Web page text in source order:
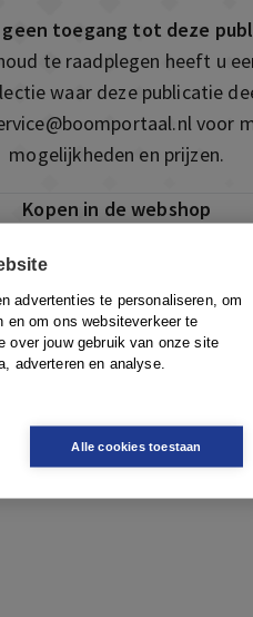
advertenties te personaliseren, om
om ons websiteverkeer te
over jouw gebruik van onze site
adverteren en analyse.
Alle cookies toestaan
toegang tot deze
te raadplegen heeft u
waar deze publicatie
voor
mogelijkheden en prijzen.
Kopen in de webshop
direct toegang te kopen
Naar de webshop